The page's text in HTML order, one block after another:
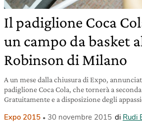
Il padiglione Coca
un campo da basket
Robinson di Milano
A un mese dalla chiusura di Expo,
padiglione Coca Cola, che tornerà a
Gratuitamente e a disposizione degli
Expo 2015 30 novembre 2015 di Rudi